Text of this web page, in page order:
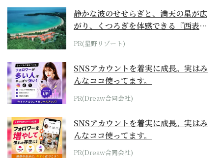
静かな波のせせらぎと、満天の星が広
がり、くつろぎを体感できる『西表島
ホテル by...
PR(星野リゾート)
SNSアカウントを着実に成長。実はみ
んなココ使ってます。
PR(Dreaw合同会社)
SNSアカウントを着実に成長。実はみ
んなココ使ってます。
PR(Dreaw合同会社)